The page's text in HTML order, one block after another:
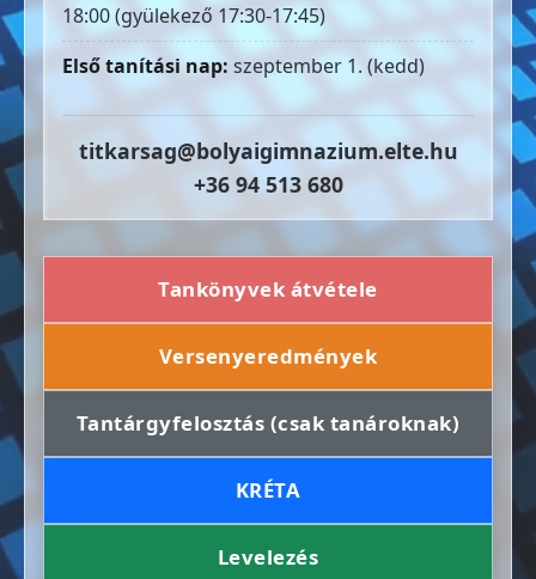
18:00 (gyülekező 17:30-17:45)
Első tanítási nap: szeptember 1. (kedd)
titkarsag@bolyaigimnazium.elte.hu
+36 94 513 680
Tankönyvek átvétele
Versenyeredmények
Tantárgyfelosztás (csak tanároknak)
KRÉTA
Levelezés